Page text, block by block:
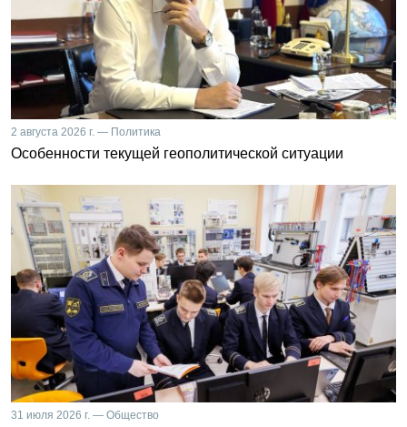
2 августа 2026 г. — Политика
Особенности текущей геополитической ситуации
31 июля 2026 г. — Общество